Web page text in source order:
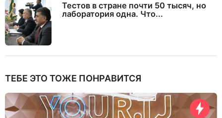
Тестов в стране почти 50 тысяч, но
лаборатория одна. Что...
ТЕБЕ ЭТО ТОЖЕ ПОНРАВИТСЯ